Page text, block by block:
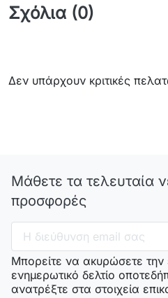
Σχόλια (0)
Δεν υπάρχουν κριτικές
Μάθετε τα τελευταία
προσφορές
Μπορείτε να ακυρώσετε
ενημερωτικό δελτίο
ανατρέξτε στα στοιχεία